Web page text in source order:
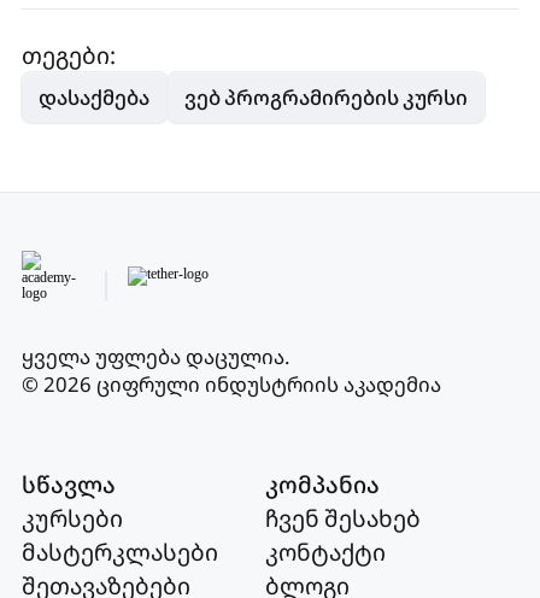
თეგები:
დასაქმება ვებ პროგრამირების კურსი
ყველა უფლება დაცულია.
© 2026 ციფრული ინდუსტრიის აკადემია
სწავლა
კურსები
მასტერკლასები
შეთავაზებები
კომპანია
ჩვენ შესახებ
კონტაქტი
ბლოგი